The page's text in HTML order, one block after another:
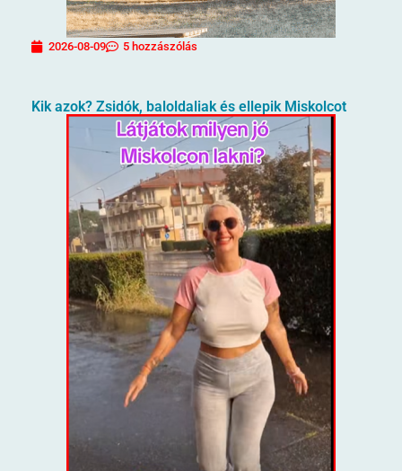
2026-08-09 5 hozzászólás
Kik azok? Zsidók, baloldaliak és ellepik Miskolcot